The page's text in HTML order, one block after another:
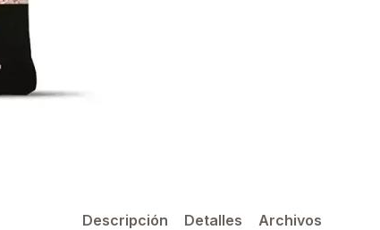
Descripción Detalles Archivos